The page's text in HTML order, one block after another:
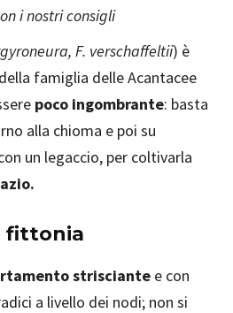
i nostri consigli
F. verschaffeltii) è
famiglia delle Acantacee
poco ingombrante: basta
alla chioma e poi su
un legaccio, per coltivarla
fittonia
strisciante e con
a livello dei nodi; non si